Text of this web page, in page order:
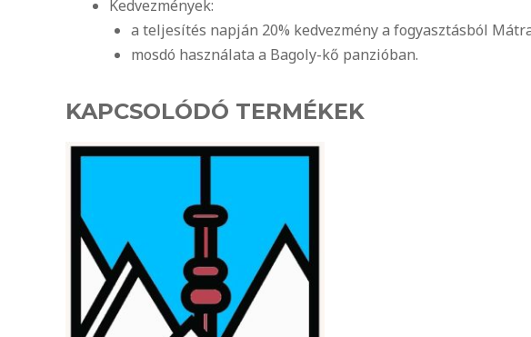
Kedvezmények:
a teljesítés napján 20% kedvezmény a fogyasztásból
mosdó használata a Bagoly-kő panzióban.
KAPCSOLÓDÓ TERMÉKEK